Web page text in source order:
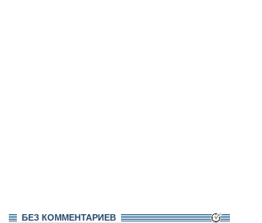
БЕЗ КОМMЕНТАРИЕВ